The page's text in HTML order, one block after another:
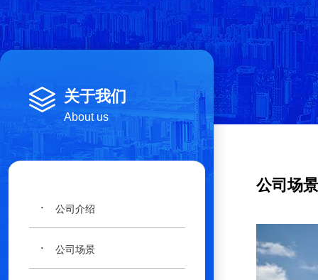
关于我们
About us
· 公司介绍
· 公司场景
公司场景